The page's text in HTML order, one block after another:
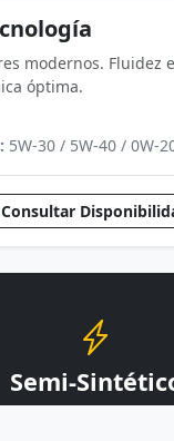
modernos. Fluidez
óptima.
5W-30 / 5W-40 / 0W-
Consultar
Semi-